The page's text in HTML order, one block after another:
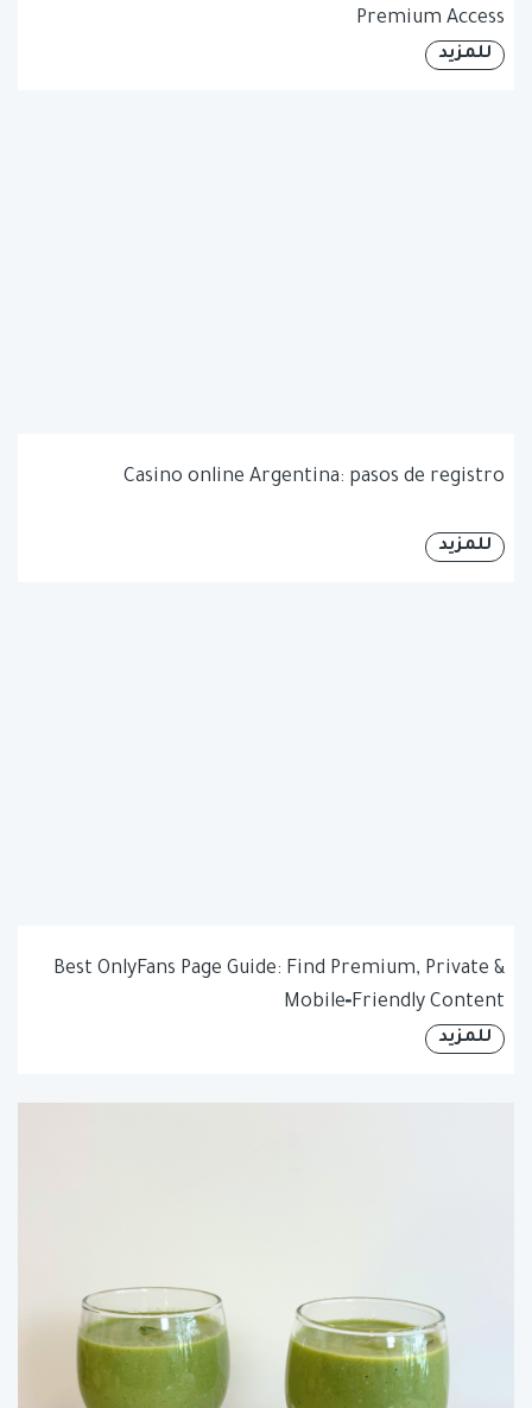
Premium Access
للمزيد
Casino online Argentina: pasos de registro
للمزيد
Best OnlyFans Page Guide: Find Premium, Private &
Mobile‑Friendly Content
للمزيد